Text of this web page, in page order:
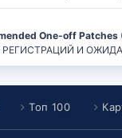
One-off Patches
И
Топ 100